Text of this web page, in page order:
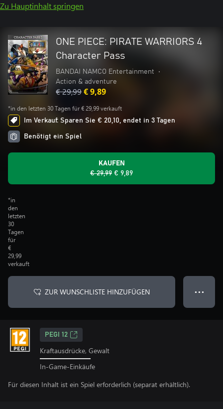
Zu Hauptinhalt springen
ONE PIECE: PIRATE WARRIORS 4
Character Pass
BANDAI NAMCO Entertainment
•
Action & adventure
€ 29,99€ 9,89
*in den letzten 30 Tagen für € 29,99 verkauft
Im Verkauf: Sparen Sie € 20,10, endet in 3 Tagen
Benötigt ein Spiel
KAUFEN
€ 29,99 € 9,89
*in
den
letzten
30
Tagen
für
€
29,99
verkauft
ZUR WUNSCHLISTE HINZUFÜGEN ● ● ●
PEGI 12
Kraftausdrücke, Gewalt
In-Game-Einkäufe
Für diesen Inhalt ist ein Spiel erforderlich (separat erhältlich).